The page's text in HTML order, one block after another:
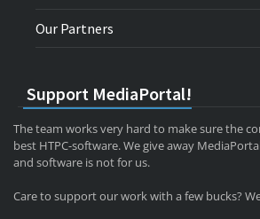
Our Partners
Support MediaPortal!
The team works very hard to make sure the
best HTPC-software. We give away
and software is not for us.
Care to support our work with a few bucks?